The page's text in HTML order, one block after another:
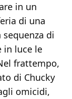
in un
di una
di
in luce le
frattempo,
di Chucky
omicidi,